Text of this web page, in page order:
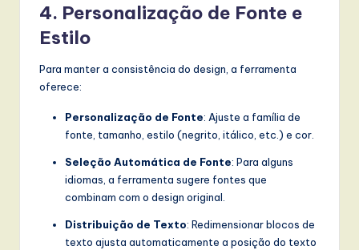
4. Personalização de Fonte e
Estilo
Para manter a consistência do design, a ferramenta
oferece:
Personalização de Fonte: Ajuste a família de
fonte, tamanho, estilo (negrito, itálico, etc.) e cor.
Seleção Automática de Fonte: Para alguns
idiomas, a ferramenta sugere fontes que
combinam com o design original.
Distribuição de Texto: Redimensionar blocos de
texto ajusta automaticamente a posição do texto